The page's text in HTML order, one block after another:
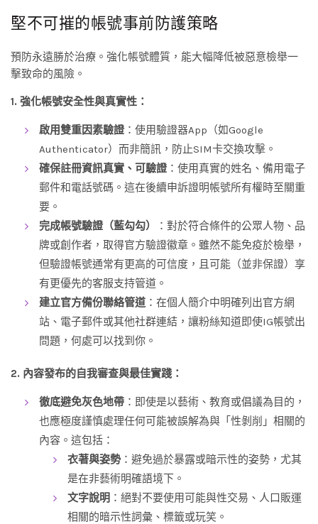
堅不可摧的帳號事前防護策略
預防永遠勝於治療。強化帳號體質，能大幅降低被惡意檢舉一
擊致命的風險。
1. 強化帳號安全性與真實性：
啟用雙重因素驗證：使用驗證器App（如Google
Authenticator）而非簡訊，防止SIM卡交換攻擊。
確保註冊資訊真實、可驗證：使用真實的姓名、備用電子
郵件和電話號碼。這在後續申訴證明帳號所有權時至關重
要。
完成帳號驗證（藍勾勾）
：對於符合條件的公眾人物、品
牌或創作者，取得官方驗證徽章。雖然不能免疫於檢舉，
但驗證帳號通常有更高的可信度，且可能（並非保證）享
有更優先的客服支持管道。
建立官方備份聯絡管道 ：在個人簡介中明確列出官方網
站、電子郵件或其他社群連結，讓粉絲知道即使IG帳號出
問題，何處可以找到你。
2. 內容發布的自我審查與最佳實踐：
徹底避免灰色地帶 ：即使是以藝術、教育或倡議為目的，
也應極度謹慎處理任何可能被誤解為與「性剝削」相關的
內容。這包括：
衣著與姿勢：避免過於暴露或暗示性的姿勢，尤其
是在非藝術明確語境下。
文字說明 ：絕對不要使用可能與性交易、人口販運
相關的暗示性詞彙、標籤或玩笑。